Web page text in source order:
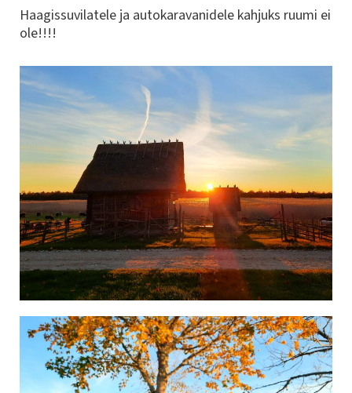
Haagissuvilatele ja autokaravanidele kahjuks ruumi ei
ole!!!!